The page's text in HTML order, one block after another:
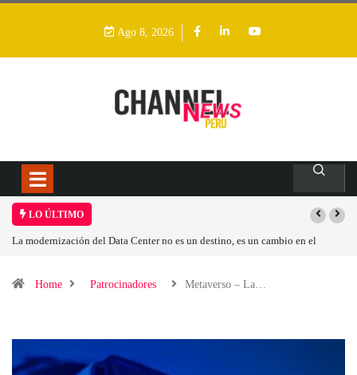
Ago 8, 2026
LO ÚLTIMO
Los ingresos por semiconductores aumentarán más de un 94 % en 2026
Home Patrocinadores Metaverso – La…